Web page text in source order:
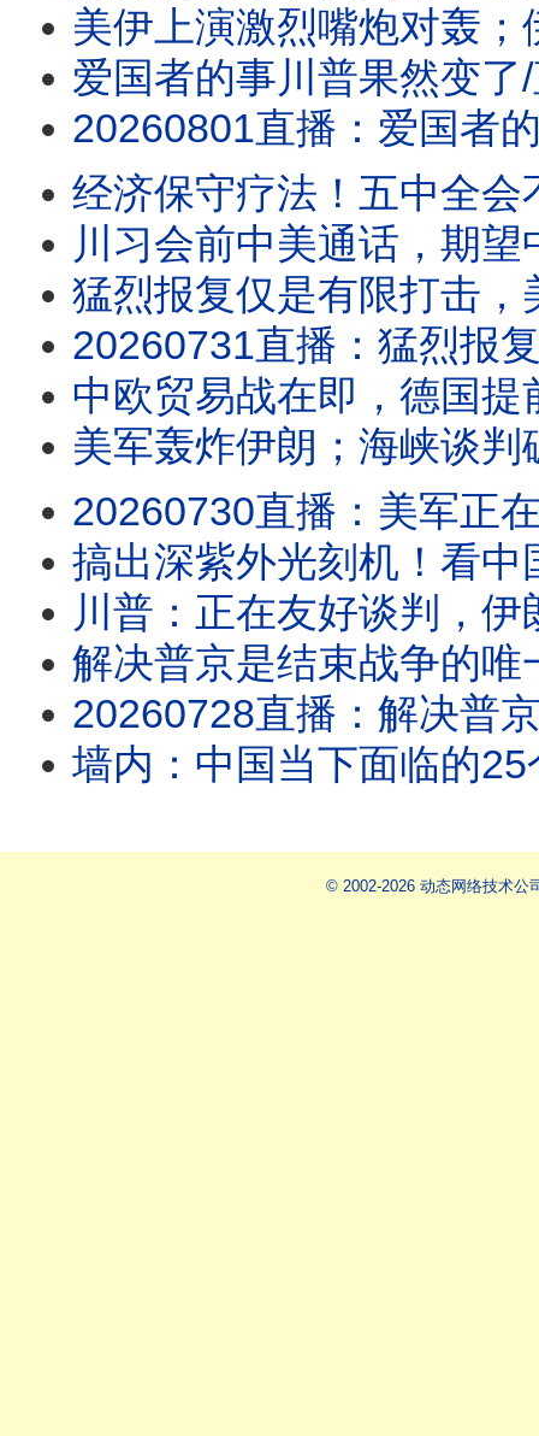
美伊上演激烈嘴炮对轰；伊朗宣
爱国者的事川普果然变了
20260801直播：爱国者的事川普果然变了；美伊上演激烈嘴炮对轰；伊朗宣布断海峡
经济保守疗法！五中全
川习会前中美通话，期
猛烈报复仅是有限打击，美媒：
20260731直播：猛烈报复仅是有限打击，美媒：川普无能狂怒，美国面临战略失败
中欧贸易战在即，德国
美军轰炸伊朗；海峡谈判破局
20260730直播：美军正在轰炸伊朗；海峡谈判破局，伊朗开始精准打击油
搞出深紫外光刻机！看中
川普：正在友好谈判，伊朗：根
解决普京是结束战争的唯
20260728直播：解决普京是结束战争的唯一办法；川普：正在友好谈判，伊朗：根
墙内：中国当下面临的
© 2002-2026 动态网络技术公